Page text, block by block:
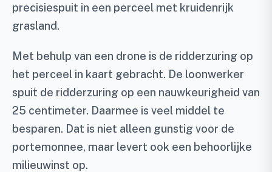
precisiespuit in een perceel met kruidenrijk
grasland.
Met behulp van een drone is de ridderzuring op
het perceel in kaart gebracht. De loonwerker
spuit de ridderzuring op een nauwkeurigheid van
25 centimeter. Daarmee is veel middel te
besparen. Dat is niet alleen gunstig voor de
portemonnee, maar levert ook een behoorlijke
milieuwinst op.